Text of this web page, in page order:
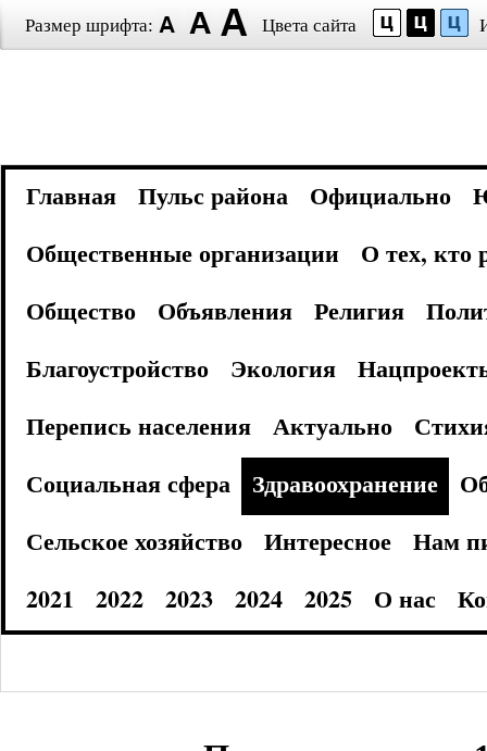
Размер шрифта: Цвета сайта
Главная Пульс района Официально
Общественные организации
О тех, кто
Общество
Объявления Религия
Благоустройство
Экология
Перепись населения
Актуально
Социальная сфера
Здравоохранение
Сельское хозяйство
Интересное
Нам
2021
2022 2023 2024 2025 О нас